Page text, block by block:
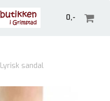
0,-
Lyrisk sandal